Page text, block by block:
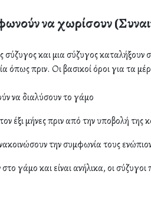
να χωρίσουν
σύζυγος και μια σύζυγος
όπως πριν. Οι βασικοί όροι για τα
να διαλύσουν το γάμο
έξι μήνες πριν από την υποβολή της
την συμφωνία τους
γάμο και είναι ανήλικα, οι σύζυγοι